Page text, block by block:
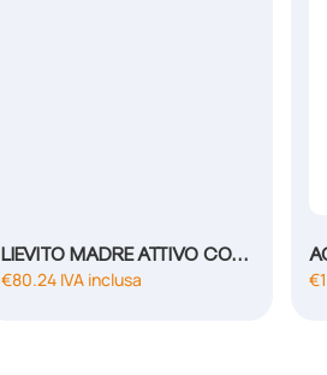
LIEVITO MADRE ATTIVO CON GERME CONC 4%
€80.24 IVA inclusa
€